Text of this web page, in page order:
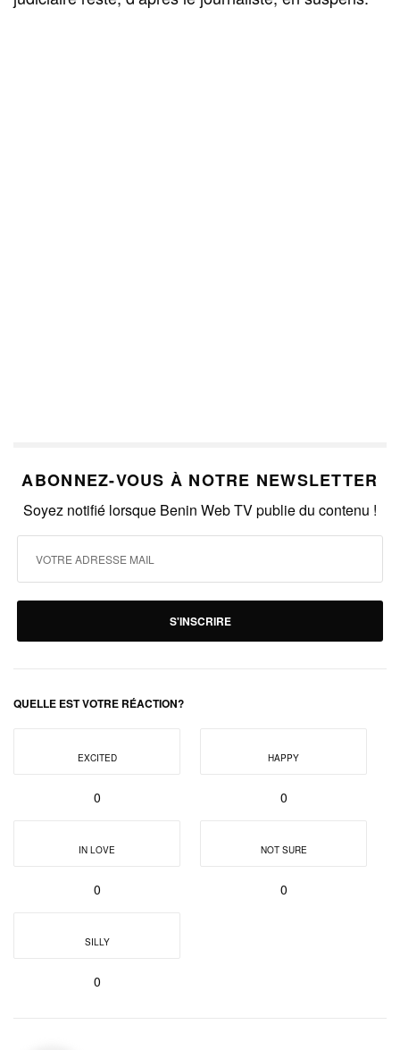
ABONNEZ-VOUS À NOTRE NEWSLETTER
Soyez notifié lorsque Benin Web TV publie du contenu !
S'INSCRIRE
QUELLE EST VOTRE RÉACTION?
EXCITED
0
HAPPY
0
IN LOVE
0
NOT SURE
0
SILLY
0